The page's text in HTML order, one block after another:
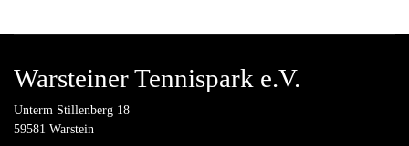
Warsteiner Tennispark e.V.
Unterm Stillenberg 18
59581 Warstein